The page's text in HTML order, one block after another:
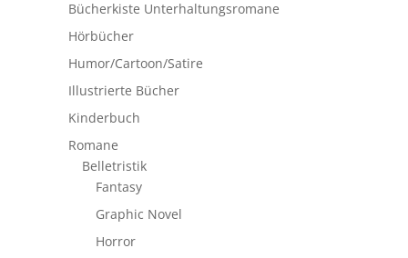
Bücherkiste Unterhaltungsromane
Hörbücher
Humor/Cartoon/Satire
Illustrierte Bücher
Kinderbuch
Romane
Belletristik
Fantasy
Graphic Novel
Horror